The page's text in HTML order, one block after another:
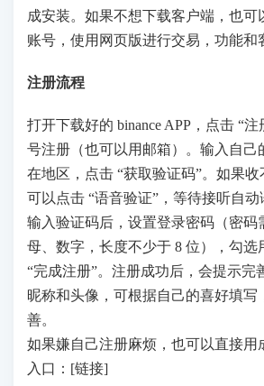
成安装。如果不想下载客户端，也可
账号，使用网页版进行交易，功能和
注册流程
打开下载好的 binance APP，点击 “
号注册（也可以用邮箱）。输入自己
在地区，点击 “获取验证码”。如果收
可以点击 “语音验证”，等待接听自动
输入验证码后，设置登录密码（密码
母、数字，长度不少于 8 位），勾选
“完成注册”。注册成功后，会提示完
昵称和头像，可根据自己的喜好填写
善。
如果嫌自己注册麻烦，也可以直接用
入口：[链接]